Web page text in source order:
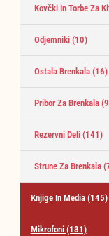
Kovčki In Torbe Za
Odjemniki (10)
Ostala Brenkala (16)
Pribor Za Brenkala
Rezervni Deli (141)
Strune Za Brenkala
Knjige In Media (145)
Mikrofoni (131)